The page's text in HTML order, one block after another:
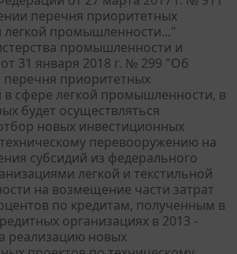
перечня приоритетных
легкой промышленности..."
промышленности и
31 января 2018 г. № 299 "Об
приоритетных
в сфере легкой промышленности, в
будет осуществляться
новых инвестиционных
перевооружению на
субсидий из федерального
легкой и текстильной
на возмещение части затрат
по кредитам, полученным в
организациях в 2013 -
реализацию новых